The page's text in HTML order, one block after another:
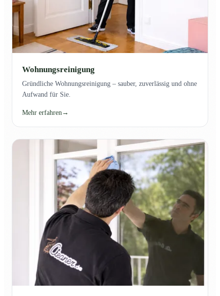
Wohnungsreinigung
Gründliche Wohnungsreinigung – sauber, zuverlässig und ohne
Aufwand für Sie.
Mehr erfahren →